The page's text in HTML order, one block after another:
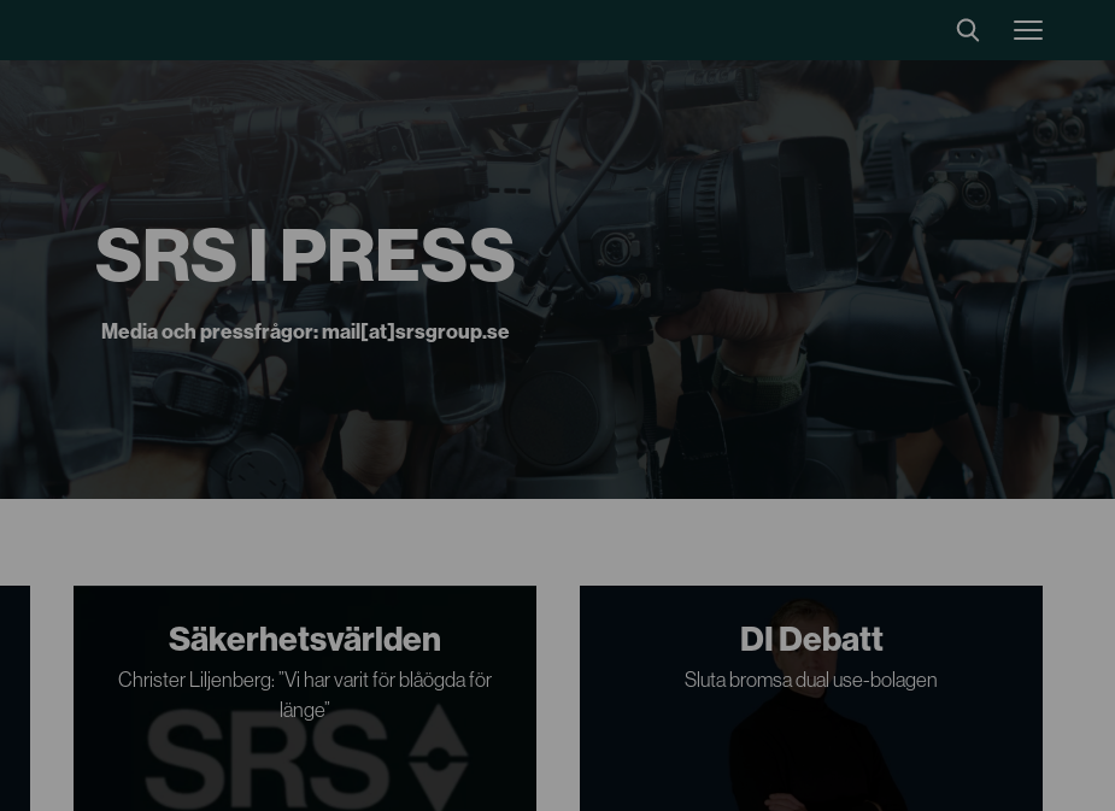
SRS I PRESS
Media och pressfrågor: mail[at]srsgroup.se
Säkerhetsvärlden
Christer Liljenberg: ”Vi har varit för blåögda för
länge”
DI Debatt
Sluta bromsa dual use-bolagen